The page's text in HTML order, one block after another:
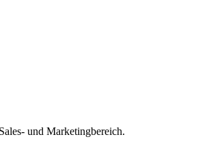
und Marketingbereich.